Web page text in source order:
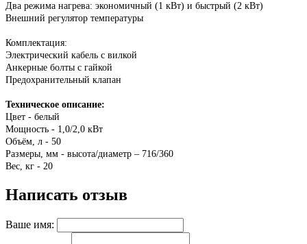
Два режима нагрева: экономичный (1 кВт) и быстрый (2 кВт)
Внешний регулятор температуры
Комплектация:
Электрический кабель с вилкой
Анкерные болты с гайкой
Предохранительный клапан
Техническое описание:
Цвет - белый
Мощность - 1,0/2,0 кВт
Объём, л - 50
Размеры, мм - высота/диаметр – 716/360
Вес, кг - 20
Написать отзыв
Ваше имя: